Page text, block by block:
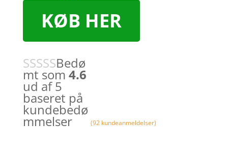
KØB HER
Bedø
mt som 4.6
ud af 5
baseret på
kundebedø
mmelser (92 kundeanmeldelser)